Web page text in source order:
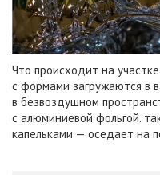
Что происходит на
с формами загружаются в
в безвоздушном
с алюминиевой фольгой.
капельками — оседает на